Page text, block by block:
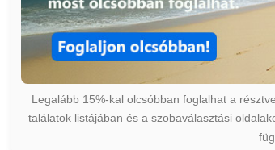
Legalább 15%-kal olcsóbban foglalhat a
találatok listájában és a szobaválasztási